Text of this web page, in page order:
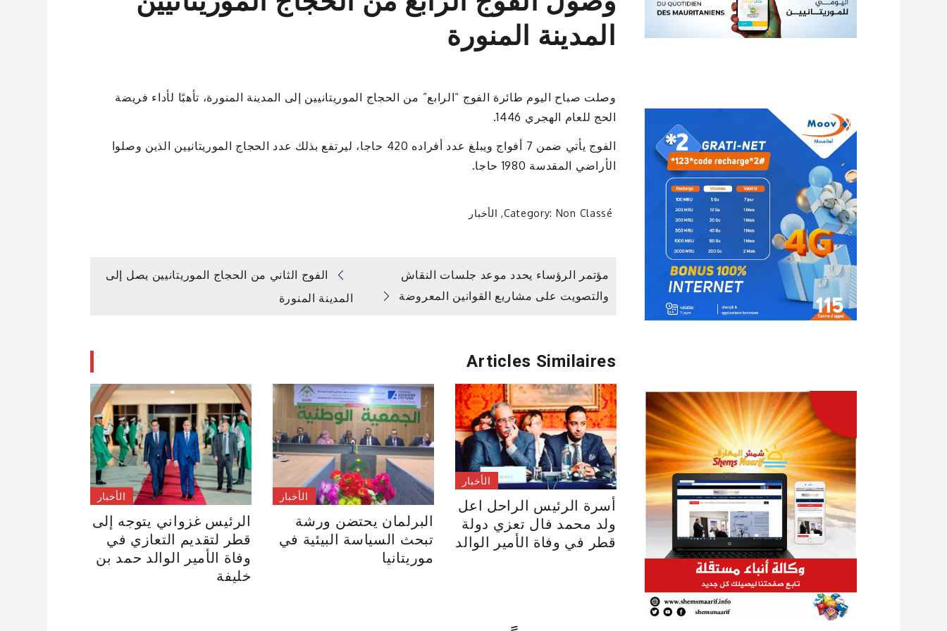
المدينة المنورة
وصلت صباح اليوم طائرة الفوج “الرابع” من الحجاج الموريتانيين إلى المدينة المنورة، تأهبًا لأداء فريضة
الحج للعام الهجري 1446.
الفوج يأتي ضمن 7 أفواج ويبلغ عدد أفراده 420 حاجا، ليرتفع بذلك عدد الحجاج الموريتانيين الذين وصلوا
الأراضي المقدسة 1980 حاجا.
Category: Non Classé
, الأخبار
تصفّح
الفوج الثاني من الحجاج الموريتانيين يصل إلى
المدينة المنورة
مؤتمر الرؤساء يحدد موعد جلسات النقاش
والتصويت على مشاريع القوانين المعروضة
Articles Similaires
الأخبار
الرئيس غزواني يتوجه إلى
قطر لتقديم التعازي في
وفاة الأمير الوالد حمد بن
خليفة
الأخبار
البرلمان يحتضن ورشة
تبحث السياسة البيئية في
موريتانيا
الأخبار
أسرة الرئيس الراحل اعل
ولد محمد فال تعزي دولة
قطر في وفاة الأمير الوالد